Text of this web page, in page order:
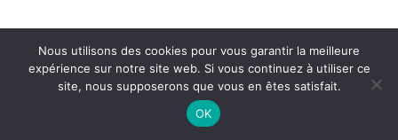
Nous utilisons des cookies pour vous garantir la meilleure
expérience sur notre site web. Si vous continuez à utiliser ce
site, nous supposerons que vous en êtes satisfait.
OK